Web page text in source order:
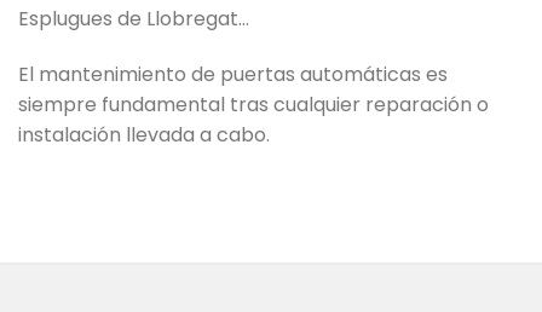
Esplugues de Llobregat…
El mantenimiento de puertas automáticas es
siempre fundamental tras cualquier reparación o
instalación llevada a cabo.